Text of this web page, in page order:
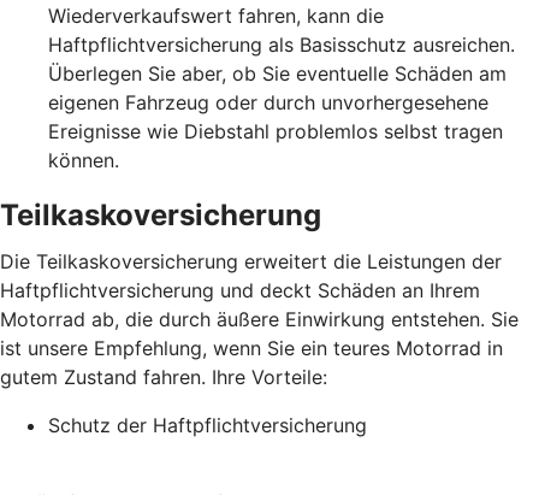
Wiederverkaufswert fahren, kann die
Haftpflichtversicherung als Basisschutz ausreichen.
Überlegen Sie aber, ob Sie eventuelle Schäden am
eigenen Fahrzeug oder durch unvorhergesehene
Ereignisse wie Diebstahl problemlos selbst tragen
können.
Teilkaskoversicherung
Die Teilkaskoversicherung erweitert die Leistungen der
Haftpflichtversicherung und deckt Schäden an Ihrem
Motorrad ab, die durch äußere Einwirkung entstehen. Sie
ist unsere Empfehlung, wenn Sie ein teures Motorrad in
gutem Zustand fahren. Ihre Vorteile:
Schutz der Haftpflichtversicherung